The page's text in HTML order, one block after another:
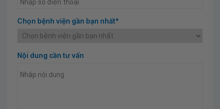
Chọn bệnh viện gần bạn nhất*
Nội dung cần tư vấn